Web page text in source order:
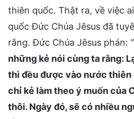
thiên quốc. Thật ra, về việc
quốc Đức Chúa Jêsus đã
rằng. Đức Chúa Jêsus phán: “
những kẻ nói cùng ta rằng:
thì đều được vào nước thiên
chỉ kẻ làm theo ý muốn của
thôi. Ngày đó, sẽ có nhiều